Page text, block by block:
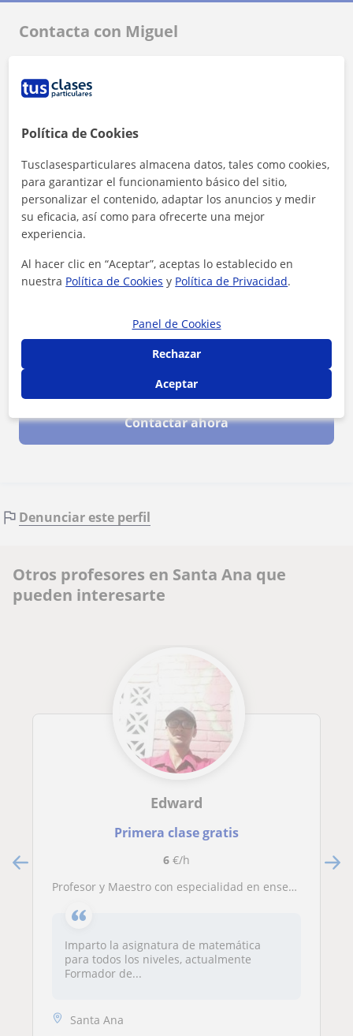
Contacta con Miguel
Tarifa
Al hacer clic, aceptas nuestro
Contactar ahora
Denunciar este perfil
Otros profesores en Santa Ana que
pueden interesarte
Edward
Primera clase gratis
6€/h
Profesor y Maestro con especialidad en enseñanza matemáticas básicas y superior
Imparto la asignatura de matemática
para todos los niveles, actualmente
Formador de...
Santa Ana
Política de Cookies
Tusclasesparticulares almacena datos, tales como cookies,
para garantizar el funcionamiento básico del sitio,
personalizar el contenido, adaptar los anuncios y medir
su eficacia, así como para ofrecerte una mejor
experiencia.
Al hacer clic en “Aceptar”, aceptas lo establecido en
nuestra Política de Cookies y Política de Privacidad.
Panel de Cookies
Rechazar
Aceptar